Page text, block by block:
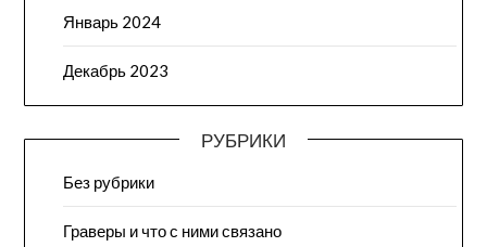
Январь 2024
Декабрь 2023
РУБРИКИ
Без рубрики
Граверы и что с ними связано